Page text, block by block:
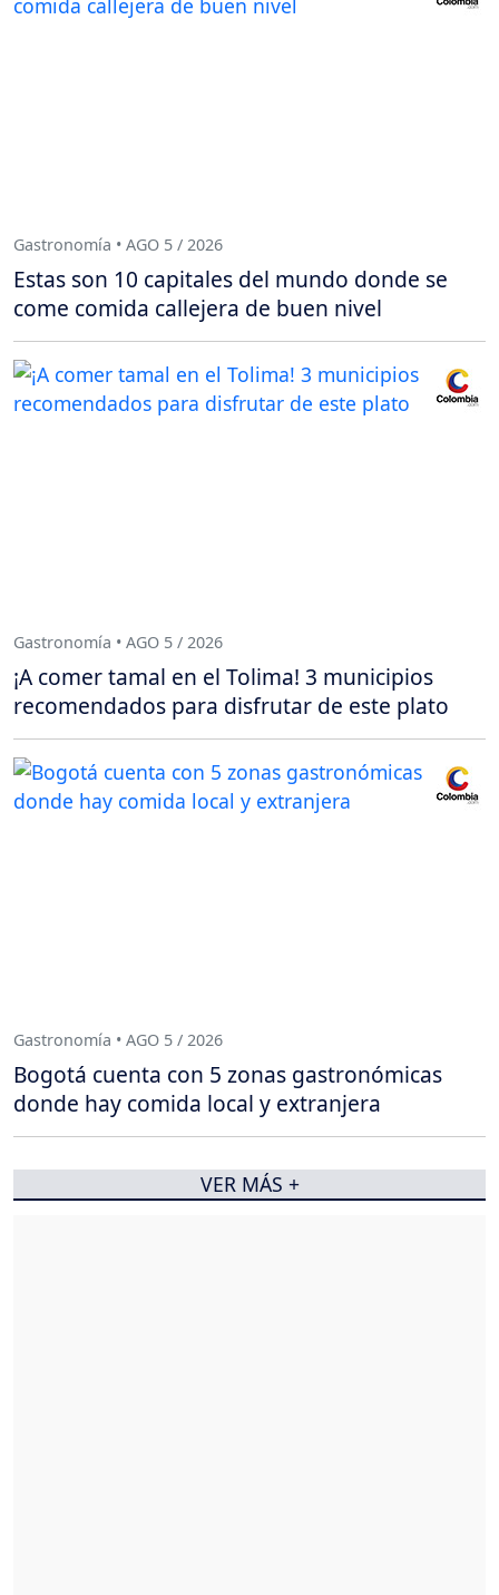
Gastronomía • AGO 5 / 2026
Estas son 10 capitales del mundo donde se
come comida callejera de buen nivel
Gastronomía • AGO 5 / 2026
¡A comer tamal en el Tolima! 3 municipios
recomendados para disfrutar de este plato
Gastronomía • AGO 5 / 2026
Bogotá cuenta con 5 zonas gastronómicas
donde hay comida local y extranjera
VER MÁS +